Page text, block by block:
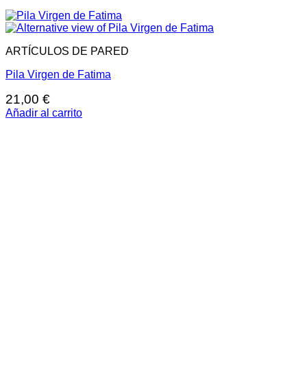
ARTÍCULOS DE PARED
Pila Virgen de Fatima
21,00 €
Añadir al carrito